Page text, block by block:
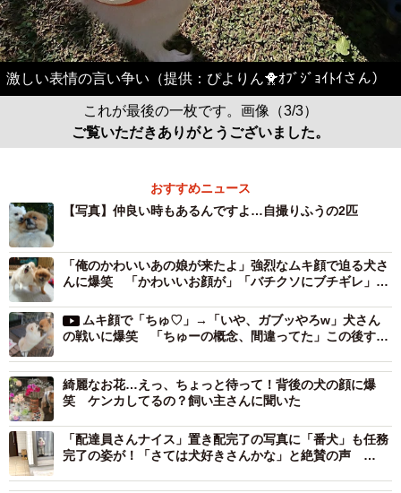
激しい表情の言い争い（提供：ぴよりん🐥ｵﾌﾞｼﾞｮｲﾄｲさん）
これが最後の一枚です。画像（3/3）
ご覧いただきありがとうございました。
おすすめニュース
【写真】仲良い時もあるんですよ…自撮りふうの2匹
「俺のかわいいあの娘が来たよ」強烈なムキ顔で迫る犬さ
んに爆笑 「かわいいお顔が」「バチクソにブチギレ」…
ムキ顔で「ちゅ♡」→「いや、ガブッやろw」犬さん
の戦いに爆笑 「ちゅーの概念、間違ってた」この後すぐ
綺麗なお花…えっ、ちょっと待って！背後の犬の顔に爆
笑 ケンカしてるの？飼い主さんに聞いた
「配達員さんナイス」置き配完了の写真に「番犬」も任務
完了の姿が！「さては犬好きさんかな」と絶賛の声